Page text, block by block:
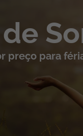
Cruzeiros
Promoções
preço para